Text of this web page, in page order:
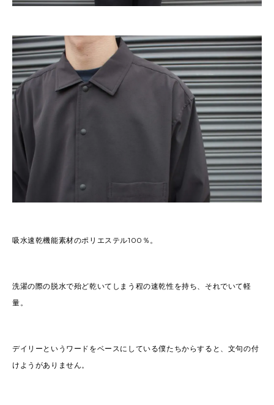
吸水速乾機能素材のポリエステル100％。
洗濯の際の脱水で殆ど乾いてしまう程の速乾性を持ち、それでいて軽
量。
デイリーというワードをベースにしている僕たちからすると、文句の付
けようがありません。